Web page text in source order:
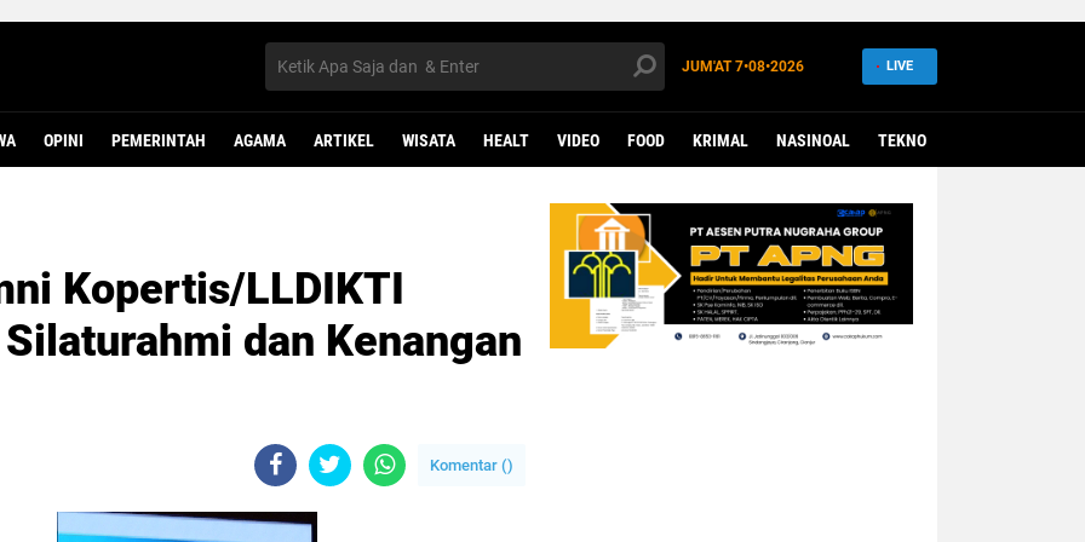
JUM'AT7•08•2026 LIVE
OPINI PEMERINTAH AGAMA ARTIKEL WISATA HEALT VIDEO FOOD KRIMAL NASINOAL TEKNO
Kopertis/LLDIKTI
dan Kenangan
Komentar ()